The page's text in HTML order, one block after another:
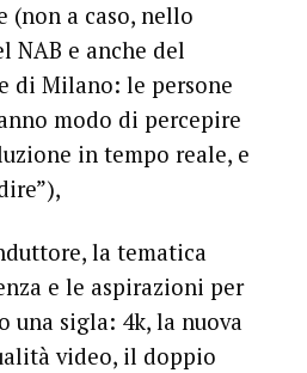
a caso, nello
NAB e anche del
di Milano: le persone
modo di percepire
in tempo reale, e
la tematica
e le aspirazioni per
una sigla: 4k, la nuova
video, il doppio